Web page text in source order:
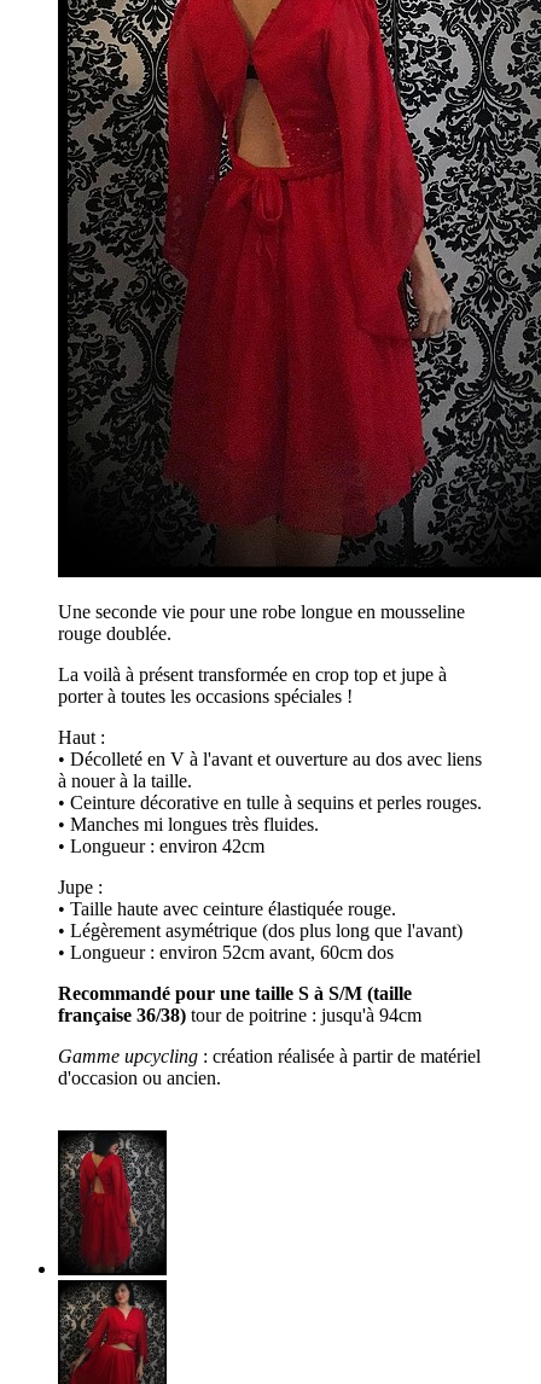
Une seconde vie pour une robe longue en mousseline
rouge doublée.
La voilà à présent transformée en crop top et jupe à
porter à toutes les occasions spéciales !
Haut :
• Décolleté en V à l'avant et ouverture au dos avec liens
à nouer à la taille.
• Ceinture décorative en tulle à sequins et perles rouges.
• Manches mi longues très fluides.
• Longueur : environ 42cm
Jupe :
• Taille haute avec ceinture élastiquée rouge.
• Légèrement asymétrique (dos plus long que l'avant)
• Longueur : environ 52cm avant, 60cm dos
Recommandé pour une taille S à S/M (taille
française 36/38) tour de poitrine : jusqu'à 94cm
Gamme upcycling : création réalisée à partir de matériel
d'occasion ou ancien.